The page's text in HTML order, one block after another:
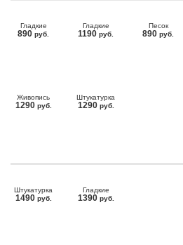
Гладкие
890 руб.
Гладкие
1190 руб.
Песок
890 руб.
Живопись
1290 руб.
Штукатурка
1290 руб.
Штукатурка
1490 руб.
Гладкие
1390 руб.